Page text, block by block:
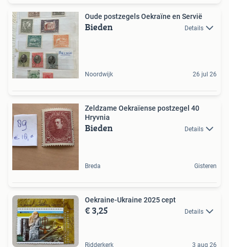
Oude postzegels Oekraïne en Servië
Bieden Details
Noordwijk 26 jul 26
Zeldzame Oekraïense postzegel 40
Hryvnia
Bieden Details
Breda Gisteren
Oekraine-Ukraine 2025 cept
€ 3,25 Details
Ridderkerk 3 aug 26